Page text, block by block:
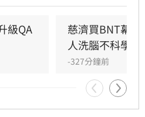
是經決議，且陳時中當時
疫苗安全，非阻擋採購。
遭塗黑，雙方對於疫苗採
籲應回到事實脈絡，不應
聽，此議題持續引發社會
級QA
慈濟買BNT幕
人洗腦不科學概
-327分鐘前